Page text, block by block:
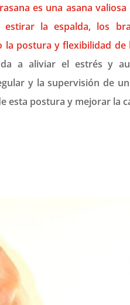
es una asana
la espalda, los
la postura y flexibilidad
a aliviar el estrés y
y la supervisión de
esta postura y mejorar la